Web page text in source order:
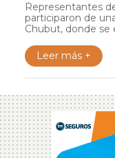
Representantes
participaron de
Chubut, donde se
Leer más +